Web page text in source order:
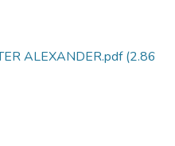
ALEXANDER.pdf(2.86